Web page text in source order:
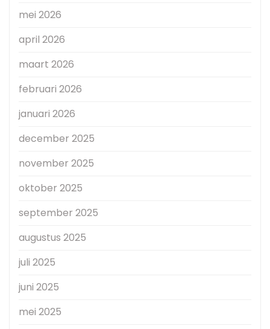
mei 2026
april 2026
maart 2026
februari 2026
januari 2026
december 2025
november 2025
oktober 2025
september 2025
augustus 2025
juli 2025
juni 2025
mei 2025